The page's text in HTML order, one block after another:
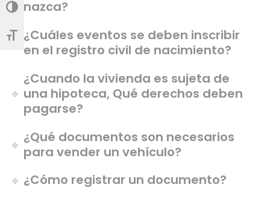
Alternar alto contraste
Alternar tamaño de letra
nazca?
¿Cuáles eventos se deben inscribir
en el registro civil de nacimiento?
¿Cuando la vivienda es sujeta de
una hipoteca, Qué derechos deben
pagarse?
¿Qué documentos son necesarios
para vender un vehículo?
¿Cómo registrar un documento?